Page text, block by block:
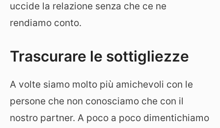
uccide la relazione senza che ce ne
rendiamo conto.
Trascurare le sottigliezze
A volte siamo molto più amichevoli con le
persone che non conosciamo che con il
nostro partner. A poco a poco dimentichiamo